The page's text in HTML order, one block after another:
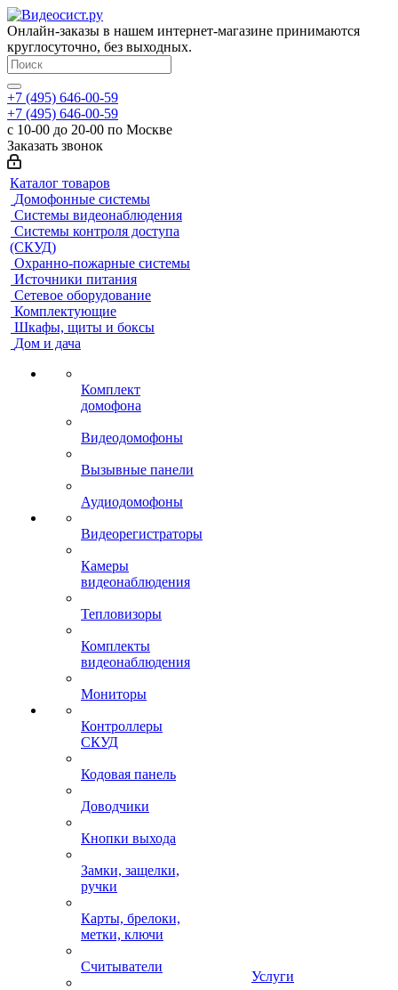
Онлайн-заказы в нашем интернет-магазине принимаются
круглосуточно, без выходных.
+7 (495) 646-00-59
+7 (495) 646-00-59
с 10-00 до 20-00 по Москве
Заказать звонок
Каталог товаров
Домофонные системы
Системы видеонаблюдения
Системы контроля доступа
(СКУД)
Охранно-пожарные системы
Источники питания
Сетевое оборудование
Комплектующие
Шкафы, щиты и боксы
Дом и дача
Комплект
домофона
Видеодомофоны
Вызывные панели
Аудиодомофоны
Видеорегистраторы
Камеры
видеонаблюдения
Тепловизоры
Комплекты
видеонаблюдения
Мониторы
Контроллеры
СКУД
Кодовая панель
Доводчики
Кнопки выхода
Замки, защелки,
ручки
Карты, брелоки,
метки, ключи
Считыватели
Услуги